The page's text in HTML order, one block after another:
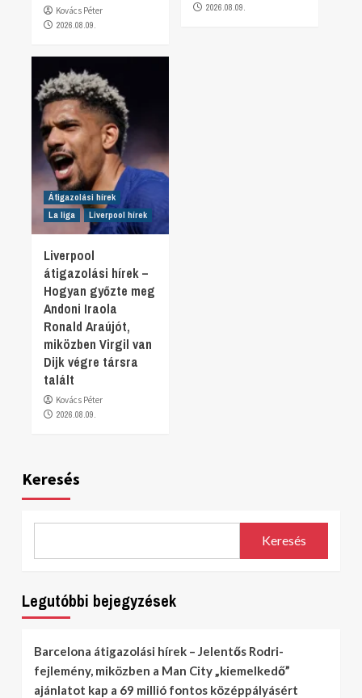
Kovács Péter
2026.08.09.
2026.08.09.
Átigazolási hírek
La liga
Liverpool hírek
Liverpool
átigazolási hírek –
Hogyan győzte meg
Andoni Iraola
Ronald Araújót,
miközben Virgil van
Dijk végre társra
talált
Kovács Péter
2026.08.09.
Keresés
Keresés
Legutóbbi bejegyzések
Barcelona átigazolási hírek – Jelentős Rodri-
fejlemény, miközben a Man City „kiemelkedő”
ajánlatot kap a 69 millió fontos középpályásért